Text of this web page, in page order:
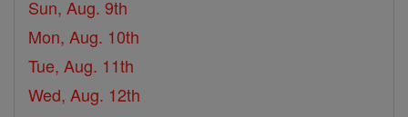
Sun, Aug. 9th
Mon, Aug. 10th
Tue, Aug. 11th
Wed, Aug. 12th